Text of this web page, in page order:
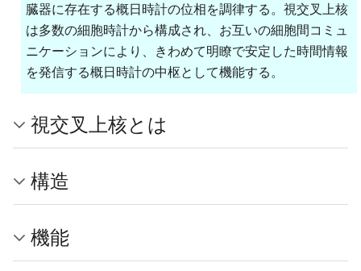
臓器に存在する概日時計の位相を調律する。視交叉上核
は多数の細胞時計から構成され、お互いの細胞間コミュ
ニケーションにより、きわめて明瞭で安定した時間情報
を発信する概日時計の中枢として機能する。
視交叉上核とは
構造
機能